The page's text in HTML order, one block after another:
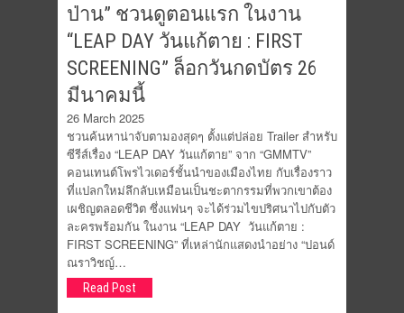
ป่าน” ชวนดูตอนแรก ในงาน
“LEAP DAY วันแก้ตาย : FIRST
SCREENING” ล็อกวันกดบัตร 26
มีนาคมนี้
26 March 2025
ชวนค้นหาน่าจับตามองสุดๆ ตั้งแต่ปล่อย Trailer สำหรับ
ซีรีส์เรื่อง “LEAP DAY วันแก้ตาย” จาก “GMMTV”
คอนเทนต์โพรไวเดอร์ชั้นนำของเมืองไทย กับเรื่องราว
ที่แปลกใหม่ลึกลับเหมือนเป็นชะตากรรมที่พวกเขาต้อง
เผชิญตลอดชีวิต ซึ่งแฟนๆ จะได้ร่วมไขปริศนาไปกับตัว
ละครพร้อมกัน ในงาน “LEAP DAY วันแก้ตาย :
FIRST SCREENING” ที่เหล่านักแสดงนำอย่าง “ปอนด์
ณราวิชญ์…
Read Post